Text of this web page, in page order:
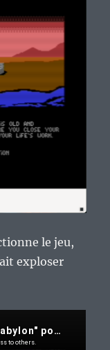
le jeu,
exploser